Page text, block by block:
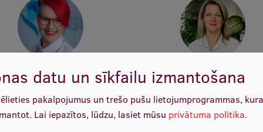
Dr. biol. Inese Čakstiņa-Dzērve
pētniece, Docētāja
Doc. Dr. med. Anda Kadiša
Docētāja, Vadošā pētniece
datu un sīkfailu izmantošana
pakalpojumus un trešo pušu lietojumprogrammas,
Lai iepazītos, lūdzu, lasiet mūsu privātuma politika.